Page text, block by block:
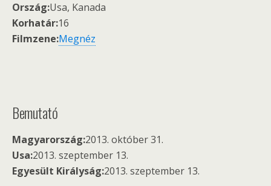
Ország:Usa, Kanada
Korhatár:16
Filmzene:Megnéz
Bemutató
Magyarország:2013. október 31.
Usa:2013. szeptember 13.
Egyesült Királyság:2013. szeptember 13.